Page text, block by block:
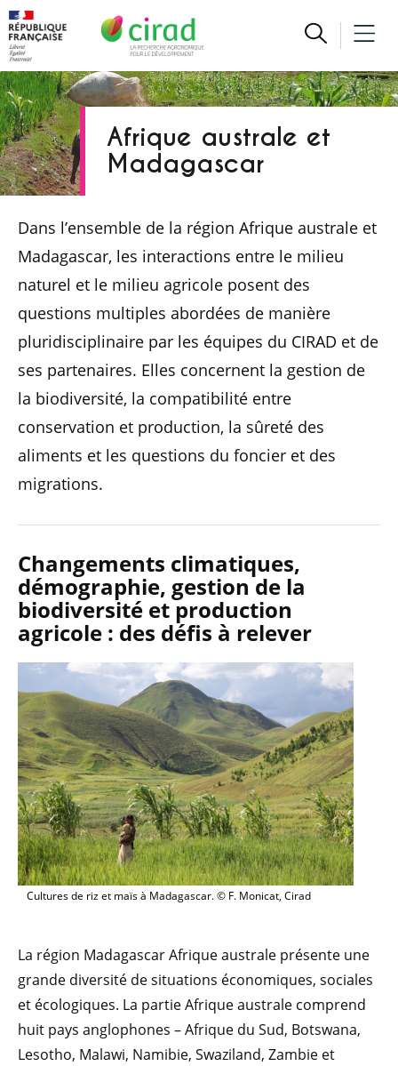
Afrique australe et
Madagascar
Dans l’ensemble de la région Afrique australe et
Madagascar, les interactions entre le milieu
naturel et le milieu agricole posent des
questions multiples abordées de manière
pluridisciplinaire par les équipes du CIRAD et de
ses partenaires. Elles concernent la gestion de
la biodiversité, la compatibilité entre
conservation et production, la sûreté des
aliments et les questions du foncier et des
migrations.
Changements climatiques,
démographie, gestion de la
biodiversité et production
agricole : des défis à relever
Cultures de riz et maïs à Madagascar. © F. Monicat, Cirad
La région Madagascar Afrique australe présente une
grande diversité de situations économiques, sociales
et écologiques. La partie Afrique australe comprend
huit pays anglophones – Afrique du Sud, Botswana,
Lesotho, Malawi, Namibie, Swaziland, Zambie et